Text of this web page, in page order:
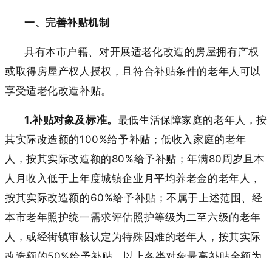
一、完善补贴机制
具有本市户籍、对开展适老化改造的房屋拥有产权
或取得房屋产权人授权，且符合补贴条件的老年人可以
享受适老化改造补贴。
1.补贴对象及标准。 最低生活保障家庭的老年人，按
其实际改造额的100%给予补贴；低收入家庭的老年
人，按其实际改造额的80%给予补贴；年满80周岁且本
人月收入低于上年度城镇企业月平均养老金的老年人，
按其实际改造额的60%给予补贴；不属于上述范围、经
本市老年照护统一需求评估照护等级为二至六级的老年
人，或经街镇审核认定为特殊困难的老年人，按其实际